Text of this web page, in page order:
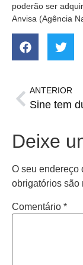
poderão ser
Anvisa (Agência
ANTERIOR
Deixe
O seu endereço
obrigatórios são
Comentário *